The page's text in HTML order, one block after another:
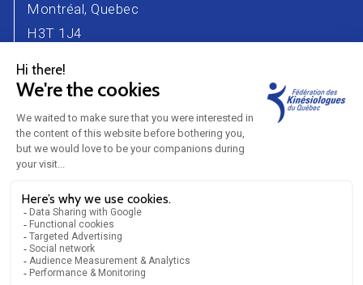
Montréal, Quebec
H3T 1J4
Email : info@kinesiologue.com
Contact Us
Career
Advertisers